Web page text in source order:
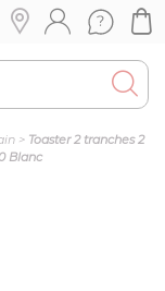
> Toaster 2 tranches 2
Blanc